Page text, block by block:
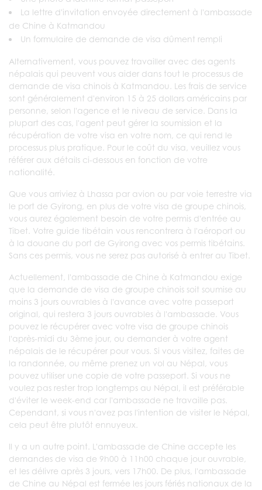
La lettre d'invitation envoyée directement à l'ambassade
de Chine à Katmandou
Un formulaire de demande de visa dûment rempli
Alternativement, vous pouvez travailler avec des agents
népalais qui peuvent vous aider dans tout le processus de
demande de visa chinois à Katmandou. Les frais de service
sont généralement d'environ 15 à 25 dollars américains par
personne, selon l'agence et le niveau de service. Dans la
plupart des cas, l'agent peut gérer la soumission et la
récupération de votre visa en votre nom, ce qui rend le
processus plus pratique. Pour le coût du visa, veuillez vous
référer aux détails ci-dessous en fonction de votre
nationalité.
Que vous arriviez à Lhassa par avion ou par voie terrestre via
le port de Gyirong, en plus de votre visa de groupe chinois,
vous aurez également besoin de votre permis d'entrée au
Tibet. Votre guide tibétain vous rencontrera à l'aéroport ou
à la douane du port de Gyirong avec vos permis tibétains.
Sans ces permis, vous ne serez pas autorisé à entrer au Tibet.
Actuellement, l'ambassade de Chine à Katmandou exige
que la demande de visa de groupe chinois soit soumise au
moins 3 jours ouvrables à l'avance avec votre passeport
original, qui restera 3 jours ouvrables à l'ambassade. Vous
pouvez le récupérer avec votre visa de groupe chinois
l'après-midi du 3ème jour, ou demander à votre agent
népalais de le récupérer pour vous. Si vous visitez, faites de
la randonnée, ou même prenez un vol au Népal, vous
pouvez utiliser une copie de votre passeport. Si vous ne
voulez pas rester trop longtemps au Népal, il est préférable
d'éviter le week-end car l'ambassade ne travaille pas.
Cependant, si vous n'avez pas l'intention de visiter le Népal,
cela peut être plutôt ennuyeux.
Il y a un autre point. L'ambassade de Chine accepte les
demandes de visa de 9h00 à 11h00 chaque jour ouvrable,
et les délivre après 3 jours, vers 17h00. De plus, l'ambassade
de Chine au Népal est fermée les jours fériés nationaux de la